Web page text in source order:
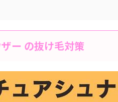
ー の抜け毛対策